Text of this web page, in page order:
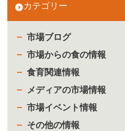
カテゴリー
市場ブログ
市場からの食の情報
食育関連情報
メディアの市場情報
市場イベント情報
その他の情報